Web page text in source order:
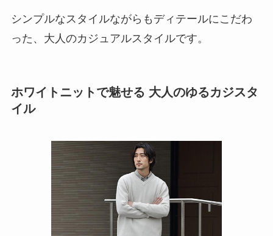
シンプルなスタイルながらもディテールにこだわ
った、大人のカジュアルスタイルです。
ホワイトニットで魅せる 大人のゆるカジスタ
イル